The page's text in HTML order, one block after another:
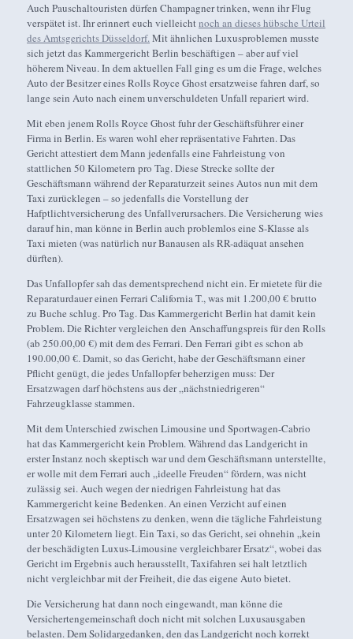
Auch Pauschaltouristen dürfen Champagner trinken, wenn ihr Flug
verspätet ist. Ihr erinnert euch vielleichtnoch an dieses hübsche Urteil
des Amtsgerichts Düsseldorf.Mit ähnlichen Luxusproblemen musste
sich jetzt das Kammergericht Berlin beschäftigen – aber auf viel
höherem Niveau. In dem aktuellen Fall ging es um die Frage, welches
Auto der Besitzer eines Rolls Royce Ghost ersatzweise fahren darf, so
lange sein Auto nach einem unverschuldeten Unfall repariert wird.
Mit eben jenem Rolls Royce Ghost fuhr der Geschäftsführer einer
Firma in Berlin. Es waren wohl eher repräsentative Fahrten. Das
Gericht attestiert dem Mann jedenfalls eine Fahrleistung von
stattlichen 50 Kilometern pro Tag. Diese Strecke sollte der
Geschäftsmann während der Reparaturzeit seines Autos nun mit dem
Taxi zurücklegen – so jedenfalls die Vorstellung der
Hafptlichtversicherung des Unfallverursachers. Die Versicherung wies
darauf hin, man könne in Berlin auch problemlos eine S-Klasse als
Taxi mieten (was natürlich nur Banausen als RR-adäquat ansehen
dürften).
Das Unfallopfer sah das dementsprechend nicht ein. Er mietete für die
Reparaturdauer einen Ferrari California T., was mit 1.200,00 € brutto
zu Buche schlug. Pro Tag. Das Kammergericht Berlin hat damit kein
Problem. Die Richter vergleichen den Anschaffungspreis für den Rolls
(ab 250.00,00 €) mit dem des Ferrari. Den Ferrari gibt es schon ab
190.00,00 €. Damit, so das Gericht, habe der Geschäftsmann einer
Pflicht genügt, die jedes Unfallopfer beherzigen muss: Der
Ersatzwagen darf höchstens aus der „nächstniedrigeren“
Fahrzeugklasse stammen.
Mit dem Unterschied zwischen Limousine und Sportwagen-Cabrio
hat das Kammergericht kein Problem. Während das Landgericht in
erster Instanz noch skeptisch war und dem Geschäftsmann unterstellte,
er wolle mit dem Ferrari auch „ideelle Freuden“ fördern, was nicht
zulässig sei. Auch wegen der niedrigen Fahrleistung hat das
Kammergericht keine Bedenken. An einen Verzicht auf einen
Ersatzwagen sei höchstens zu denken, wenn die tägliche Fahrleistung
unter 20 Kilometern liegt. Ein Taxi, so das Gericht, sei ohnehin „kein
der beschädigten Luxus-Limousine vergleichbarer Ersatz“, wobei das
Gericht im Ergebnis auch herausstellt, Taxifahren sei halt letztlich
nicht vergleichbar mit der Freiheit, die das eigene Auto bietet.
Die Versicherung hat dann noch eingewandt, man könne die
Versichertengemeinschaft doch nicht mit solchen Luxusausgaben
belasten. Dem Solidargedanken, den das Landgericht noch korrekt